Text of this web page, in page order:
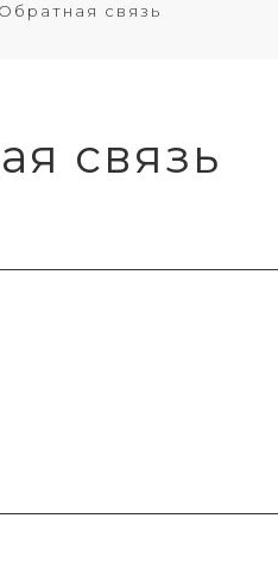
Обратная связь
связь